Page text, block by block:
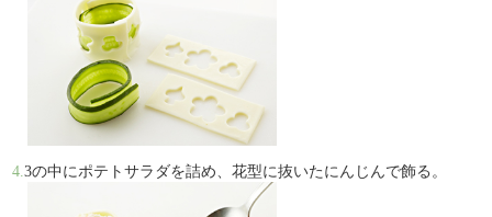
4.3の中にポテトサラダを詰め、花型に抜いたにんじんで飾る。